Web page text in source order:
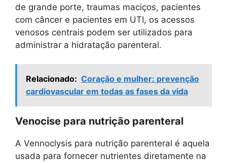
de grande porte, traumas maciços, pacientes
com câncer e pacientes em UTI, os acessos
venosos centrais podem ser utilizados para
administrar a hidratação parenteral.
Relacionado: Coração e mulher: prevenção
cardiovascular em todas as fases da vida
Venocise para nutrição parenteral
A Vennoclysis para nutrição parenteral é aquela
usada para fornecer nutrientes diretamente na